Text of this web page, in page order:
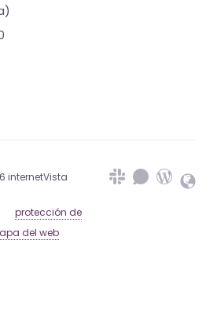
internetVista
protección de
del web